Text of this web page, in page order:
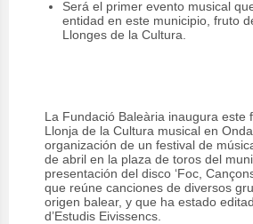
Será el primer evento musical
entidad en este municipio, fruto
Llonges de la Cultura.
La Fundació Baleària inaugura este
Llonja de la Cultura musical en
organización de un festival de
de abril en la plaza de toros del
presentación del disco ‘Foc,
que reúne canciones de diversos
origen balear, y que ha estado
d’Estudis Eivissencs.